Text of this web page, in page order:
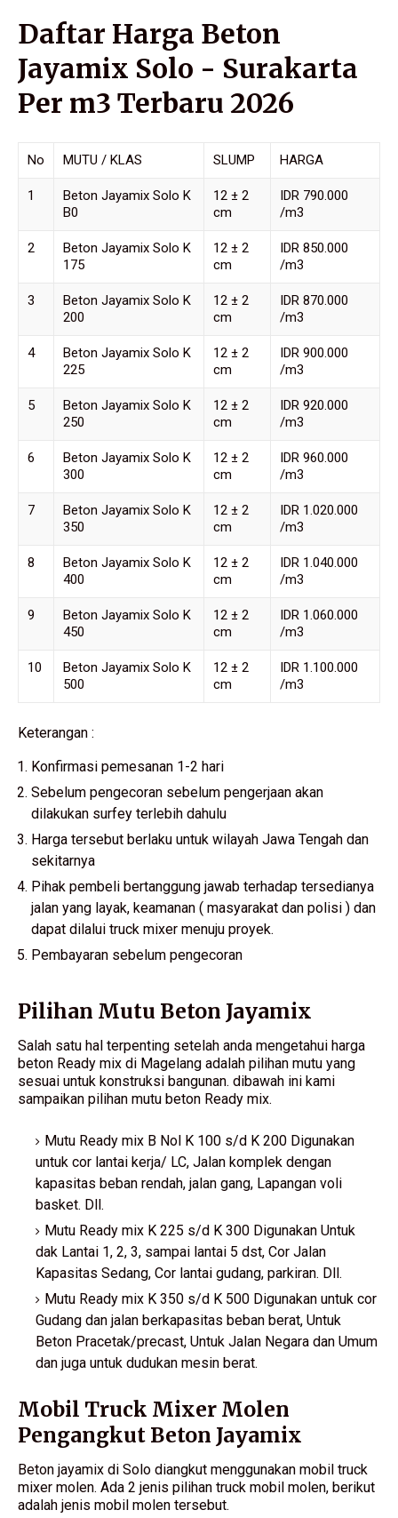
Daftar Harga Beton
Jayamix Solo - Surakarta
Per m3 Terbaru 2026
No MUTU / KLAS SLUMP HARGA
1
Beton Jayamix Solo K
B0
12 ± 2
cm
IDR 790.000
/m3
2
Beton Jayamix Solo K
175
12 ± 2
cm
IDR 850.000
/m3
3
Beton Jayamix Solo K
200
12 ± 2
cm
IDR 870.000
/m3
4
Beton Jayamix Solo K
225
12 ± 2
cm
IDR 900.000
/m3
5
Beton Jayamix Solo K
250
12 ± 2
cm
IDR 920.000
/m3
6
Beton Jayamix Solo K
300
12 ± 2
cm
IDR 960.000
/m3
7
Beton Jayamix Solo K
350
12 ± 2
cm
IDR 1.020.000
/m3
8
Beton Jayamix Solo K
400
12 ± 2
cm
IDR 1.040.000
/m3
9
Beton Jayamix Solo K
450
12 ± 2
cm
IDR 1.060.000
/m3
10
Beton Jayamix Solo K
500
12 ± 2
cm
IDR 1.100.000
/m3
Keterangan :
Konfirmasi pemesanan 1-2 hari
Sebelum pengecoran sebelum pengerjaan akan
dilakukan surfey terlebih dahulu
Harga tersebut berlaku untuk wilayah Jawa Tengah dan
sekitarnya
Pihak pembeli bertanggung jawab terhadap tersedianya
jalan yang layak, keamanan ( masyarakat dan polisi ) dan
dapat dilalui truck mixer menuju proyek.
Pembayaran sebelum pengecoran
Pilihan Mutu Beton Jayamix
Salah satu hal terpenting setelah anda mengetahui harga
beton Ready mix di Magelang adalah pilihan mutu yang
sesuai untuk konstruksi bangunan. dibawah ini kami
sampaikan pilihan mutu beton Ready mix.
Mutu Ready mix B Nol K 100 s/d K 200 Digunakan
untuk cor lantai kerja/ LC, Jalan komplek dengan
kapasitas beban rendah, jalan gang, Lapangan voli
basket. Dll.
Mutu Ready mix K 225 s/d K 300 Digunakan Untuk
dak Lantai 1, 2, 3, sampai lantai 5 dst, Cor Jalan
Kapasitas Sedang, Cor lantai gudang, parkiran. Dll.
Mutu Ready mix K 350 s/d K 500 Digunakan untuk cor
Gudang dan jalan berkapasitas beban berat, Untuk
Beton Pracetak/precast, Untuk Jalan Negara dan Umum
dan juga untuk dudukan mesin berat.
Mobil Truck Mixer Molen
Pengangkut Beton Jayamix
Beton jayamix di Solo diangkut menggunakan mobil truck
mixer molen. Ada 2 jenis pilihan truck mobil molen, berikut
adalah jenis mobil molen tersebut.